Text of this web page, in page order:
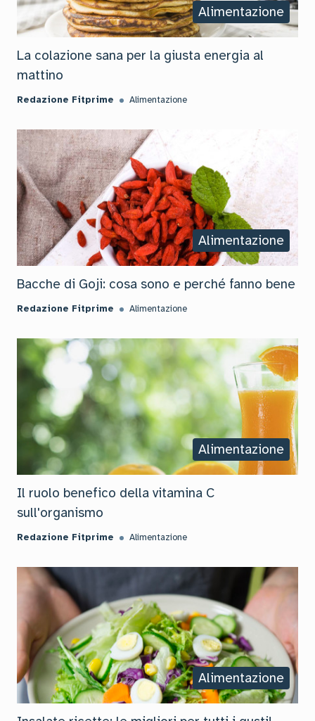
Alimentazione
La colazione sana per la giusta energia al
mattino
Redazione Fitprime Alimentazione
Alimentazione
Bacche di Goji: cosa sono e perché fanno bene
Redazione Fitprime Alimentazione
Alimentazione
Il ruolo benefico della vitamina C
sull'organismo
Redazione Fitprime Alimentazione
Alimentazione